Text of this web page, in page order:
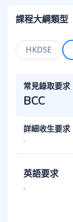
課程大綱類型
HKDSE
常見錄取要求
BCC
詳細收生要求
-
英語要求
-